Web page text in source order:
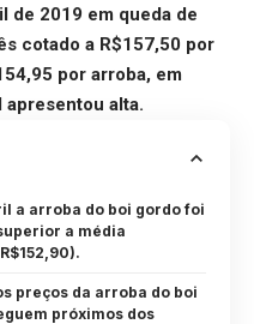
de 2019 em queda de
cotado a R$157,50 por
por arroba, em
apresentou alta.
a arroba do boi gordo foi
a média
preços da arroba do boi
próximos dos